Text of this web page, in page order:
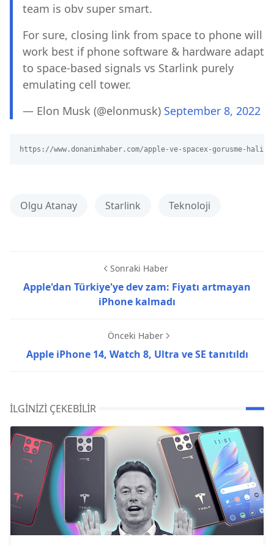
team is obv super smart.
For sure, closing link from space to phone will
work best if phone software & hardware adapt
to space-based signals vs Starlink purely
emulating cell tower.
— Elon Musk (@elonmusk) September 8, 2022
https://www.donanimhaber.com/apple-ve-spacex-gorusme-
Olgu Atanay Starlink Teknoloji
Sonraki Haber
Apple'dan Türkiye'ye dev zam: Fiyatı artmayan
iPhone kalmadı
Önceki Haber
Apple iPhone 14, Watch 8, Ultra ve SE tanıtıldı
İLGINIZI ÇEKEBILIR